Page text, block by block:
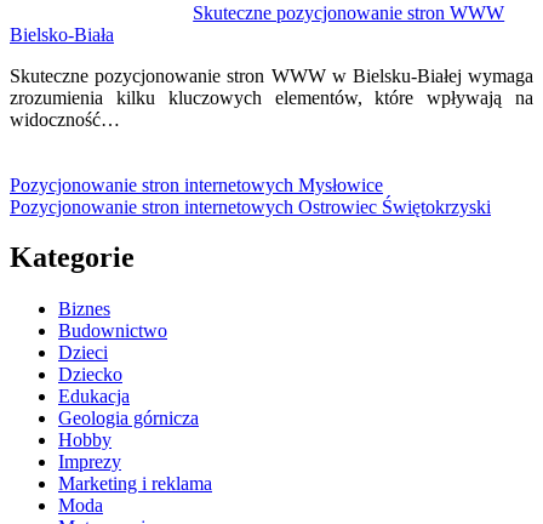
Skuteczne pozycjonowanie stron WWW
Bielsko-Biała
Skuteczne pozycjonowanie stron WWW w Bielsku-Białej wymaga
zrozumienia kilku kluczowych elementów, które wpływają na
widoczność…
Pozycjonowanie stron internetowych Mysłowice
Pozycjonowanie stron internetowych Ostrowiec Świętokrzyski
Kategorie
Biznes
Budownictwo
Dzieci
Dziecko
Edukacja
Geologia górnicza
Hobby
Imprezy
Marketing i reklama
Moda